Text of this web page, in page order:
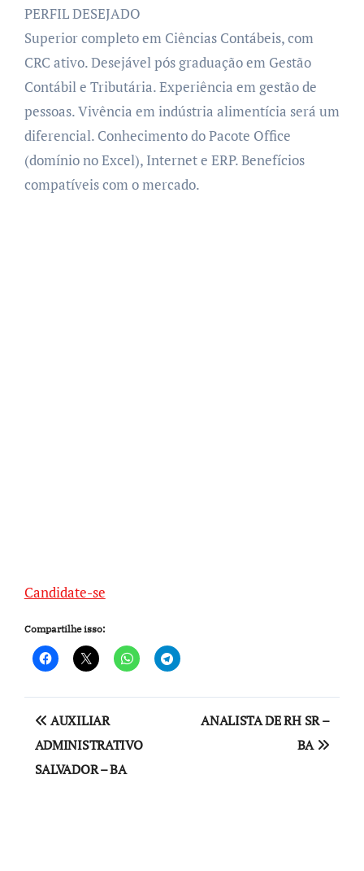
PERFIL DESEJADO
Superior completo em Ciências Contábeis, com
CRC ativo. Desejável pós graduação em Gestão
Contábil e Tributária. Experiência em gestão de
pessoas. Vivência em indústria alimentícia será um
diferencial. Conhecimento do Pacote Office
(domínio no Excel), Internet e ERP. Benefícios
compatíveis com o mercado.
Candidate-se
Compartilhe isso:
Navegação
de
Post
AUXILIAR
ADMINISTRATIVO
SALVADOR – BA
ANALISTA DE RH SR –
BA